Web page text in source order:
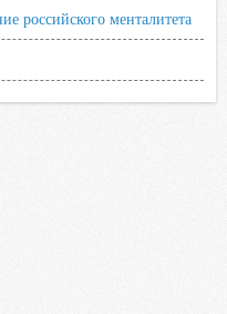
российского менталитета